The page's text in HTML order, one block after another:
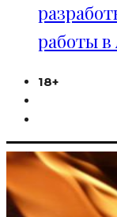
работы в
18+